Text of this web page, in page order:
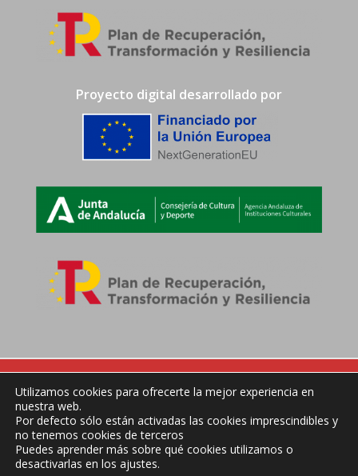
Proyecto digital desarrollado por
Utilizamos cookies para ofrecerte la mejor experiencia en
nuestra web.
Por defecto sólo están activadas las cookies imprescindibles y
no tenemos cookies de terceros
Puedes aprender más sobre qué cookies utilizamos o
desactivarlas en los ajustes.